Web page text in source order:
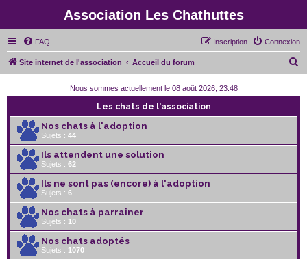
Association Les Chathuttes
FAQ Connexion
Inscription
Site internet de l'association Accueil du forum
Nous sommes actuellement le 08 août 2026, 23:48
Les chats de l'association
Nos chats à l'adoption
Sujets : 44
Ils attendent une solution
Sujets : 62
Ils ne sont pas (encore) à l'adoption
Sujets : 6
Nos chats à parrainer
Sujets : 10
Nos chats adoptés
Sujets : 1070